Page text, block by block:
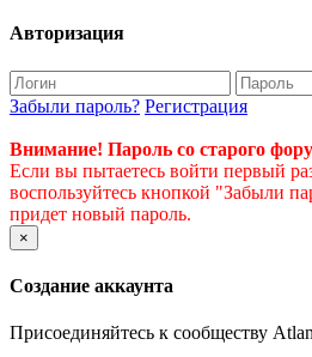
Авторизация
Забыли пароль? Регистрация
Внимание! Пароль со старого
Если вы пытаетесь войти первый
воспользуйтесь кнопкой "Забыли
придет новый пароль.
×
Создание аккаунта
Присоединяйтесь к сообществу